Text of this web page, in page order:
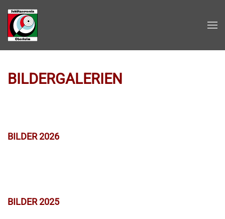
Zum Hauptinhalt springen
BILDERGALERIEN
BILDER 2026
BILDER 2025